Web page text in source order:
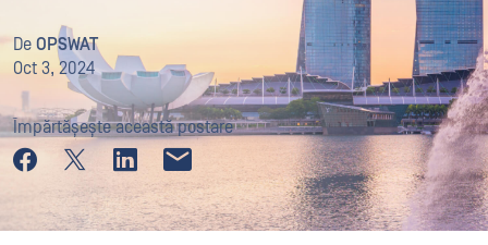
De OPSWAT
Oct 3, 2024
Împărtășește această postare